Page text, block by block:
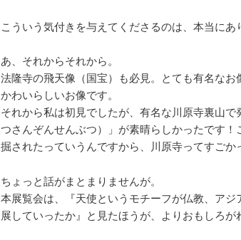
こういう気付きを与えてくださるのは、本当にあ
あ、それからそれから。
法隆寺の飛天像（国宝）も必見。とても有名な
かわいらしいお像です。
それから私は初見でしたが、有名な川原寺裏山
つさんぞんせんぶつ）」が素晴らしかったです
掘されたっていうんですから、川原寺ってすごか
ちょっと話がまとまりませんが。
本展覧会は、『天使というモチーフが仏教、ア
展していったか』と見たほうが、よりおもしろが